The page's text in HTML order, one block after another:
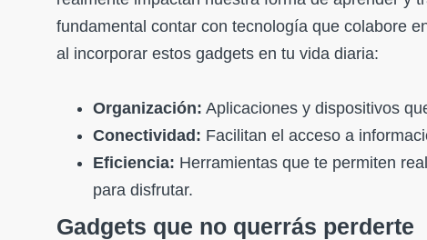
fundamental contar con tecnología que colabore
al incorporar estos gadgets en tu vida diaria:
Organización: Aplicaciones y dispositivos
Conectividad: Facilitan el acceso a
Eficiencia: Herramientas que te permiten
para disfrutar.
Gadgets que no querrás perderte